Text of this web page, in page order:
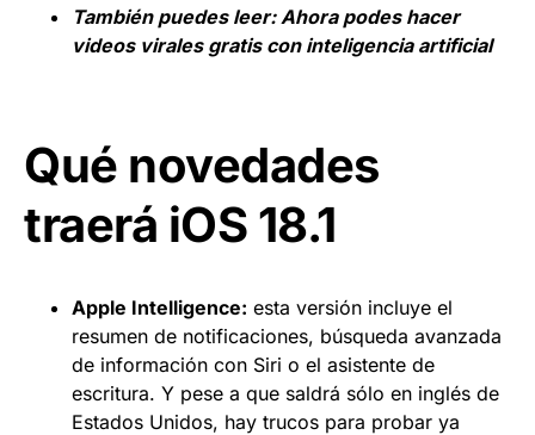
También puedes leer:Ahora podes hacer
videos virales gratis con inteligencia artificial
Qué novedades
traerá iOS 18.1
Apple Intelligence: esta versión incluye el
resumen de notificaciones, búsqueda avanzada
de información con Siri o el asistente de
escritura. Y pese a que saldrá sólo en inglés de
Estados Unidos, hay trucos para probar ya